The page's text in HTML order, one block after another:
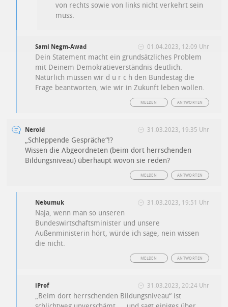
von rechts sowie von links nicht verkehrt sein
muss.
Sami Negm-Awad 01.04.2023, 12:09 Uhr
Dein Statement macht ein grundsätzliches Problem
mit Deinem Demokratieverständnis deutlich.
Natürlich müssen wir d u r c h den Bundestag die
Frage beantworten, wie wir in Zukunft leben wollen.
ANTWORTEN
MELDEN
Neroid 31.03.2023, 19:35 Uhr
„Schleppende Gespräche“!?
Wissen die Abgeordneten (beim dort herrschenden
Bildungsniveau) überhaupt wovon sie reden?
ANTWORTEN
MELDEN
Nebumuk 31.03.2023, 19:51 Uhr
Naja, wenn man so unseren
Bundeswirtschaftsminister und unsere
Außenministerin hört, würde ich sage, nein wissen
die nicht.
ANTWORTEN
MELDEN
iProf 31.03.2023, 20:24 Uhr
„Beim dort herrschenden Bildungsniveau“ ist